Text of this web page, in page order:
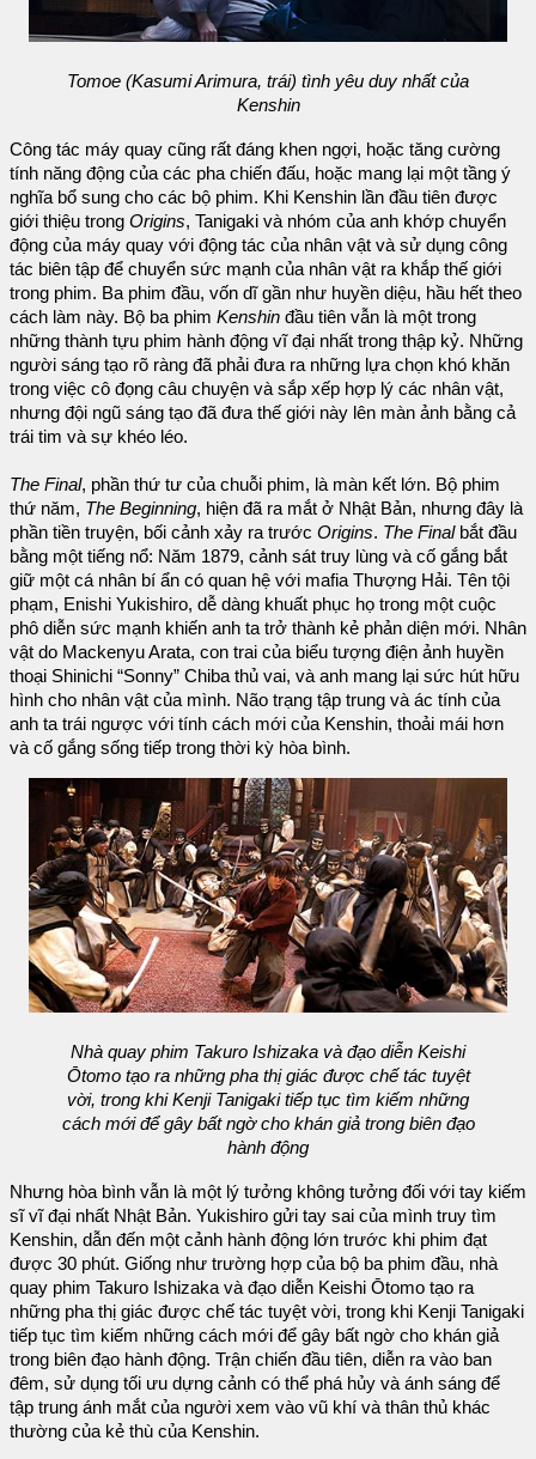
Tomoe (Kasumi Arimura, trái) tình yêu duy nhất của
Kenshin
Công tác máy quay cũng rất đáng khen ngợi, hoặc tăng cường
tính năng động của các pha chiến đấu, hoặc mang lại một tầng ý
nghĩa bổ sung cho các bộ phim. Khi Kenshin lần đầu tiên được
giới thiệu trong Origins, Tanigaki và nhóm của anh khớp chuyển
động của máy quay với động tác của nhân vật và sử dụng công
tác biên tập để chuyển sức mạnh của nhân vật ra khắp thế giới
trong phim. Ba phim đầu, vốn dĩ gần như huyền diệu, hầu hết theo
cách làm này. Bộ ba phim Kenshin đầu tiên vẫn là một trong
những thành tựu phim hành động vĩ đại nhất trong thập kỷ. Những
người sáng tạo rõ ràng đã phải đưa ra những lựa chọn khó khăn
trong việc cô đọng câu chuyện và sắp xếp hợp lý các nhân vật,
nhưng đội ngũ sáng tạo đã đưa thế giới này lên màn ảnh bằng cả
trái tim và sự khéo léo.
The Final, phần thứ tư của chuỗi phim, là màn kết lớn. Bộ phim
thứ năm, The Beginning, hiện đã ra mắt ở Nhật Bản, nhưng đây là
phần tiền truyện, bối cảnh xảy ra trước Origins. The Finalbắt đầu
bằng một tiếng nổ: Năm 1879, cảnh sát truy lùng và cố gắng bắt
giữ một cá nhân bí ẩn có quan hệ với mafia Thượng Hải. Tên tội
phạm, Enishi Yukishiro, dễ dàng khuất phục họ trong một cuộc
phô diễn sức mạnh khiến anh ta trở thành kẻ phản diện mới. Nhân
vật do Mackenyu Arata, con trai của biểu tượng điện ảnh huyền
thoại Shinichi “Sonny” Chiba thủ vai, và anh mang lại sức hút hữu
hình cho nhân vật của mình. Não trạng tập trung và ác tính của
anh ta trái ngược với tính cách mới của Kenshin, thoải mái hơn
và cố gắng sống tiếp trong thời kỳ hòa bình.
Nhà quay phim Takuro Ishizaka và đạo diễn Keishi
Ōtomo tạo ra những pha thị giác được chế tác tuyệt
vời, trong khi Kenji Tanigaki tiếp tục tìm kiếm những
cách mới để gây bất ngờ cho khán giả trong biên đạo
hành động
Nhưng hòa bình vẫn là một lý tưởng không tưởng đối với tay kiếm
sĩ vĩ đại nhất Nhật Bản. Yukishiro gửi tay sai của mình truy tìm
Kenshin, dẫn đến một cảnh hành động lớn trước khi phim đạt
được 30 phút. Giống như trường hợp của bộ ba phim đầu, nhà
quay phim Takuro Ishizaka và đạo diễn Keishi Ōtomo tạo ra
những pha thị giác được chế tác tuyệt vời, trong khi Kenji Tanigaki
tiếp tục tìm kiếm những cách mới để gây bất ngờ cho khán giả
trong biên đạo hành động. Trận chiến đầu tiên, diễn ra vào ban
đêm, sử dụng tối ưu dựng cảnh có thể phá hủy và ánh sáng để
tập trung ánh mắt của người xem vào vũ khí và thân thủ khác
thường của kẻ thù của Kenshin.